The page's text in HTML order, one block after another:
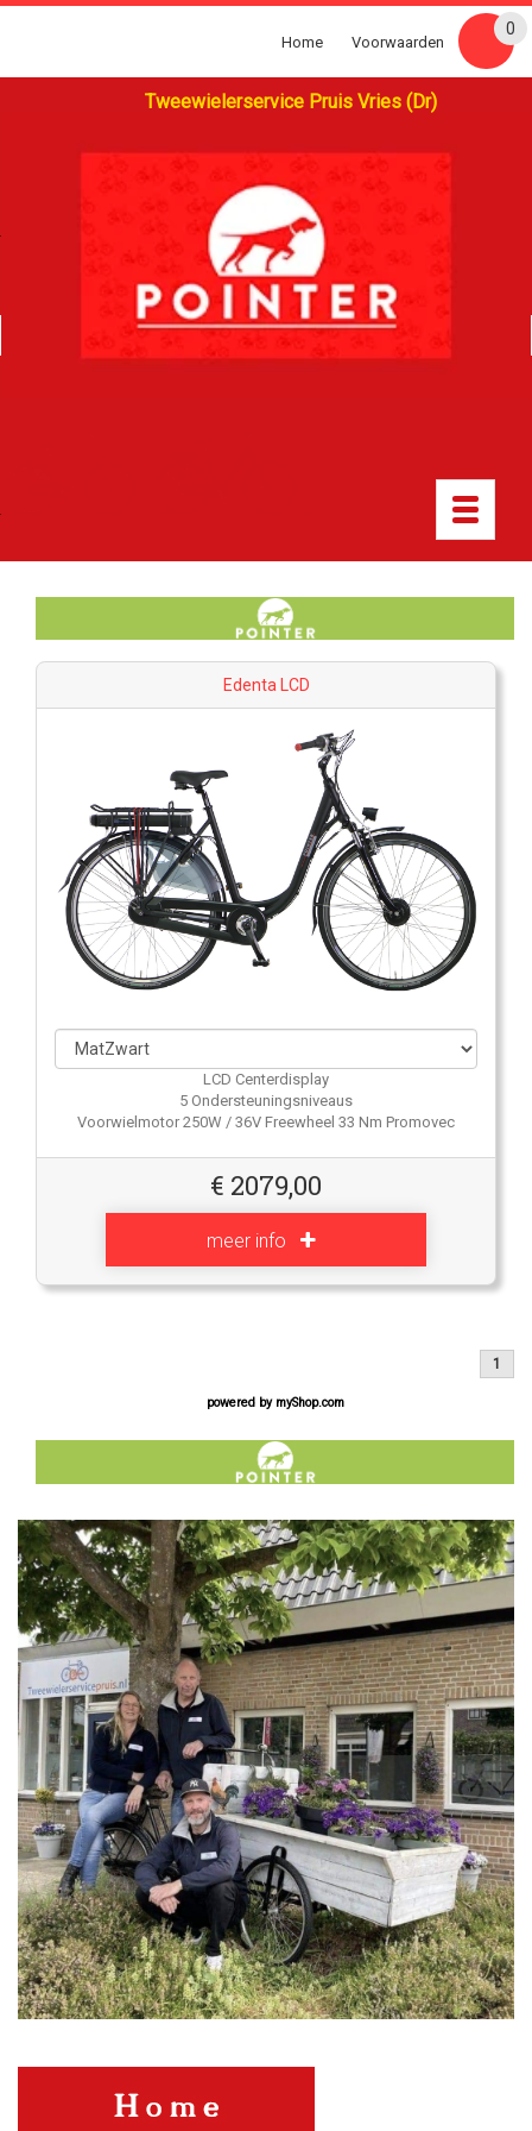
Tweewielerservice Pruis Vries (Dr)
Home Voorwaarden
0
Toggle
Edenta LCD
LCD Centerdisplay
5 Ondersteuningsniveaus
Voorwielmotor 250W / 36V Freewheel 33 Nm Promovec
€ 2079,00
meer info
1
powered by myShop.com